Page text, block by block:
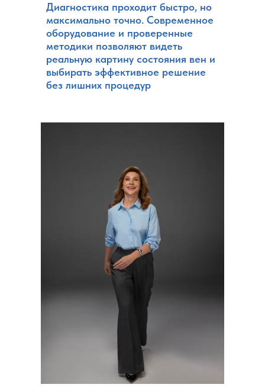
Диагностика проходит быстро, но
максимально точно. Современное
оборудование и проверенные
методики позволяют видеть
реальную картину состояния вен и
выбирать эффективное решение
без лишних процедур